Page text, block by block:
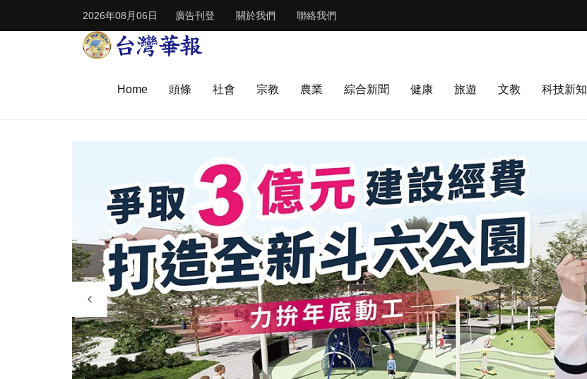
2026年08月06日 廣告刊登 關於我們 聯絡我們
Home 頭條 社會 宗教 農業 綜合新聞 健康 旅遊 文教 科技新知